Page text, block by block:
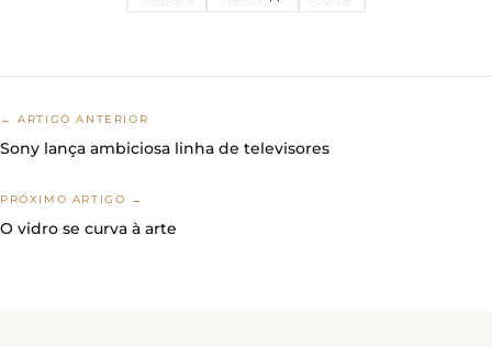
← ARTIGO ANTERIOR
Sony lança ambiciosa linha de televisores
PRÓXIMO ARTIGO →
O vidro se curva à arte